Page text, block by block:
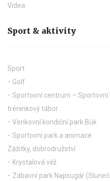
Videa
Sport & aktivity
Sport
Golf
Sportovní centrum – Sportovní
tréninkový tábor
Venkovní kondiční park Bük
Sportovní park a animace
Zážitky, dobrodružství
Krystalová věž
Zábavní park Napsugár